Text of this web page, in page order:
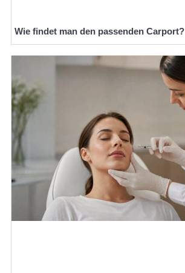
Wie findet man den passenden Carport?